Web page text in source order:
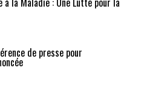
de presse pour